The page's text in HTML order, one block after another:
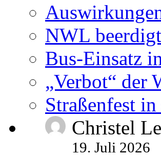
NWL
Bus-Einsatz
„Verbot“ der
Straßenfest
Christel
19. Juli 2026